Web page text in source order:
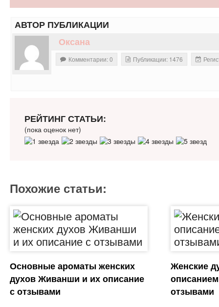
АВТОР ПУБЛИКАЦИИ
Оксана
Комментарии: 0 Публикации: 1476
РЕЙТИНГ СТАТЬИ:
(пока оценок нет)
Похожие статьи:
Основные ароматы женских
духов Живанши и их описание
с отзывами
Женские
отзывами